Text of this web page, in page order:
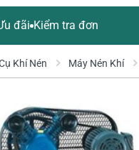
đãi Kiểm tra đơn
Khí Nén Máy Nén Khí